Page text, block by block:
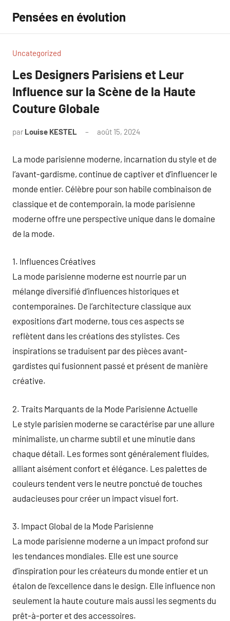
contenu
Pensées en évolution
Uncategorized
Les Designers Parisiens et Leur
Influence sur la Scène de la Haute
Couture Globale
par Louise KESTEL août 15, 2024
La mode parisienne moderne, incarnation du style et de
l’avant-gardisme, continue de captiver et d’influencer le
monde entier. Célèbre pour son habile combinaison de
classique et de contemporain, la mode parisienne
moderne offre une perspective unique dans le domaine
de la mode.
1. Influences Créatives
La mode parisienne moderne est nourrie par un
mélange diversifié d’influences historiques et
contemporaines. De l’architecture classique aux
expositions d’art moderne, tous ces aspects se
reflètent dans les créations des stylistes. Ces
inspirations se traduisent par des pièces avant-
gardistes qui fusionnent passé et présent de manière
créative.
2. Traits Marquants de la Mode Parisienne Actuelle
Le style parisien moderne se caractérise par une allure
minimaliste, un charme subtil et une minutie dans
chaque détail. Les formes sont généralement fluides,
alliant aisément confort et élégance. Les palettes de
couleurs tendent vers le neutre ponctué de touches
audacieuses pour créer un impact visuel fort.
3. Impact Global de la Mode Parisienne
La mode parisienne moderne a un impact profond sur
les tendances mondiales. Elle est une source
d’inspiration pour les créateurs du monde entier et un
étalon de l’excellence dans le design. Elle influence non
seulement la haute couture mais aussi les segments du
prêt-à-porter et des accessoires.